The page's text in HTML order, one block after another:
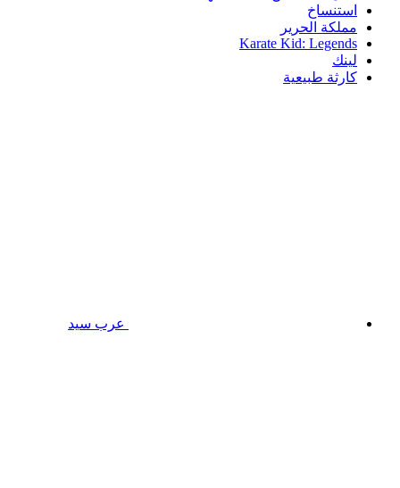
استنساخ
مملكة الحرير
Karate Kid: Legends
لينك
كارثة طبيعية
عرب سيد